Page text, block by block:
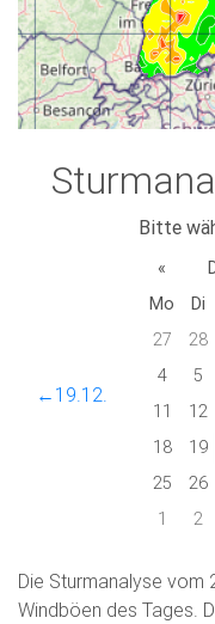
Bitte
←19.12.
«
Mo
Di
27
28
4
5
11
12
18
19
25
26
1
2
Die Sturmanalyse vom
Windböen des Tages.